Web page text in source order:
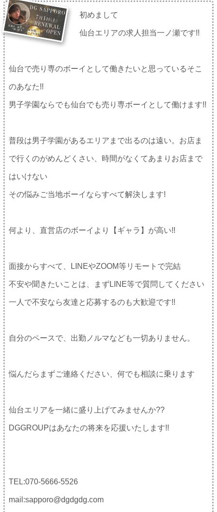
初めまして
仙台エリアの求人担当一ノ瀬です!!
仙台で売り専のボーイとして働きたいと思っているそこ
のあなた!!
男子学園ならでも仙台でも売り専ボーイとして働けます!!
普段は男子学園があるエリアまで出るのは遠い。お店ま
で行くのがめんどくさい、時間がなくてあまりお店まで
はいけない
その悩みご当地ボーイならすべて解決します!
何より、直営店のボーイより【ギャラ】が高い!!
面接からすべて、LINEやZOOM等リモートで完結
不安や聞きたいことは、まずLINE等で質問してください
一人で不安なら友達と応募するのも大歓迎です!!
自分のペースで、出勤ノルマなども一切ありません。
悩んだらまずご連絡ください、何でも相談に乗ります
仙台エリアを一緒に盛り上げてみませんか??
DGGROUPはあなたの将来を応援いたします!!
TEL:070-5666-5526
mail:sapporo@dgdgdg.com